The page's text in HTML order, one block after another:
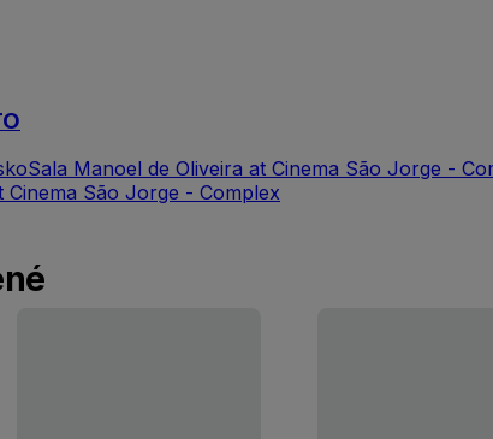
Sala Manoel de Oliveira at Cinema São Jorge -
Cinema São Jorge - Complex